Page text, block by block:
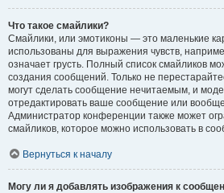
Что такое смайлики?
Смайлики, или эмотиконы — это маленькие
использованы для выражения чувств,
означает грусть. Полный список смайликов
создания сообщений. Только не
могут сделать сообщение нечитаемым, и
отредактировать ваше сообщение или
Администратор конференции также может
смайликов, которое можно использовать в
Вернуться к началу
Могу ли я добавлять изображения к